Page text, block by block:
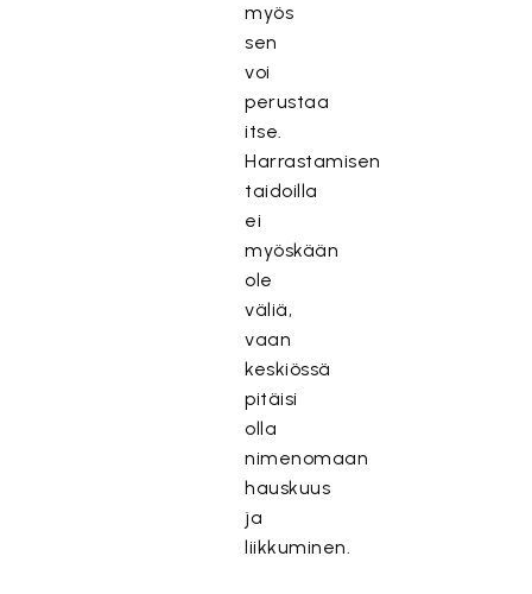
myös
sen
voi
perustaa
itse.
Harrastamisen
taidoilla
ei
myöskään
ole
väliä,
vaan
keskiössä
pitäisi
olla
nimenomaan
hauskuus
ja
liikkuminen.